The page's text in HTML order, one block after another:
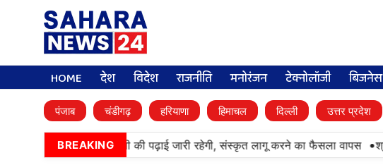
HOME देश विदेश राजनीति मनोरंजन टेक्नोलॉजी बिजनेस
पंजाब चंडीगढ़ हरियाणा हिमाचल दिल्ली उत्तर प्रदेश
BREAKING
पब्लिक स्कूलों में पंजाबी की पढ़ाई जारी रहेगी, संस्कृत लागू करने का फैसला वापस •श्री